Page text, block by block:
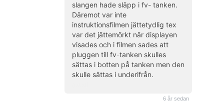
slangen hade släpp i fv- tanken.
Däremot var inte
instruktionsfilmen jättetydlig tex
var det jättemörkt när displayen
visades och i filmen sades att
pluggen till fv-tanken skulles
sättas i botten på tanken men den
skulle sättas i underifrån.
6 år sedan